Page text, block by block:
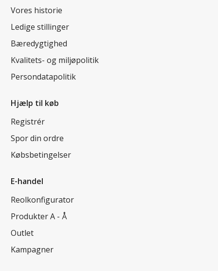
Vores historie
Ledige stillinger
Bæredygtighed
Kvalitets- og miljøpolitik
Persondatapolitik
Hjælp til køb
Registrér
Spor din ordre
Købsbetingelser
E-handel
Reolkonfigurator
Produkter A - Å
Outlet
Kampagner